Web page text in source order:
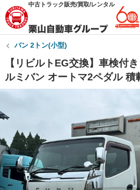
中古トラック販売/買取/レンタル
バン 2トン(小型)
【リビルトEG交換】車検付
ルミバン オートマ2ペダル 積